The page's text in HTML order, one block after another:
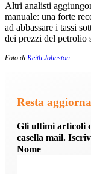
Altri analisti
manuale: una forte
ad abbassare i tassi
dei prezzi del petrolio
Foto di Keith Johnston
Resta
Gli ultimi articoli
casella mail.
Nome